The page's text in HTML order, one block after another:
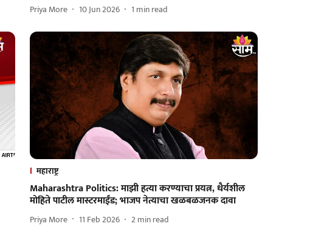
Priya More 10 Jun 2026 1 min read
महाराष्ट्र
Maharashtra Politics: माझी हत्या करण्याचा प्रयत्न, धैर्यशील
मोहिते पाटील मास्टरमाईंड; भाजप नेत्याचा खळबळजनक दावा
Priya More 11 Feb 2026 2min read